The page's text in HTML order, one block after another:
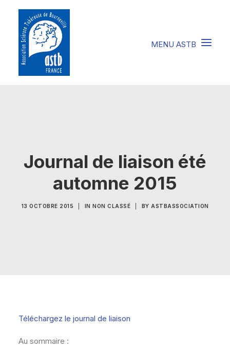
SOUTENIR L’ASTB
EVENEMENTS / ACTU
Journal de liaison été
automne 2015
13 OCTOBRE 2015 IN NON CLASSÉ BY ASTBASSOCIATION
Téléchargez le journal de liaison
Au sommaire :